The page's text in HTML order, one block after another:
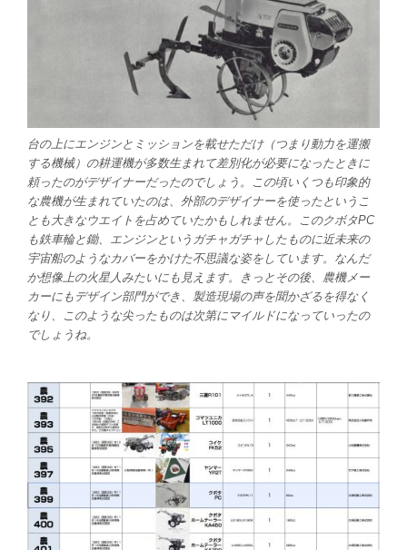
台の上にエンジンとミッションを載せただけ（つまり動力を運搬
する機械）の耕運機が多数生まれて差別化が必要になったときに
頼ったのがデザイナーだったのでしょう。この頃いくつも印象的
な農機が生まれていたのは、外部のデザイナーを使ったというこ
とも大きなウエイトを占めていたかもしれません。このクボタPC
も鉄車輪と鋤、エンジンというガチャガチャしたものに近未来の
宇宙船のようなカバーをかけた不思議な姿をしています。なんだ
か想像上の火星人みたいにも見えます。きっとその後、農機メー
カーにもデザイン部門ができ、製造現場の声を聞かざるを得なく
なり、このような尖ったものは次第にマイルドになっていったの
でしょうね。